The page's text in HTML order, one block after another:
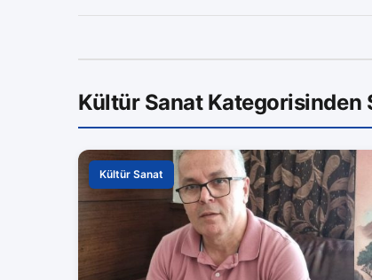
Kültür Sanat Kategorisinden
Kültür Sanat